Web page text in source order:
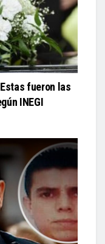
fueron las
INEGI